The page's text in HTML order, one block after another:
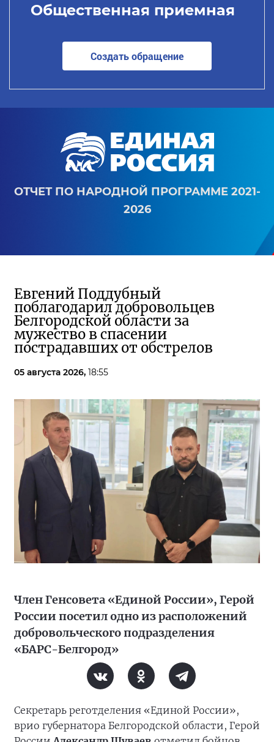
Общественная приемная
Создать обращение
ОТЧЕТ ПО НАРОДНОЙ ПРОГРАММЕ 2021-
2026
Евгений Поддубный
поблагодарил добровольцев
Белгородской области за
мужество в спасении
пострадавших от обстрелов
05 августа 2026, 18:55
Член Генсовета «Единой России», Герой
России посетил одно из расположений
добровольческого подразделения
«БАРС-Белгород»
Секретарь реготделения «Единой России»,
врио губернатора Белгородской области, Герой